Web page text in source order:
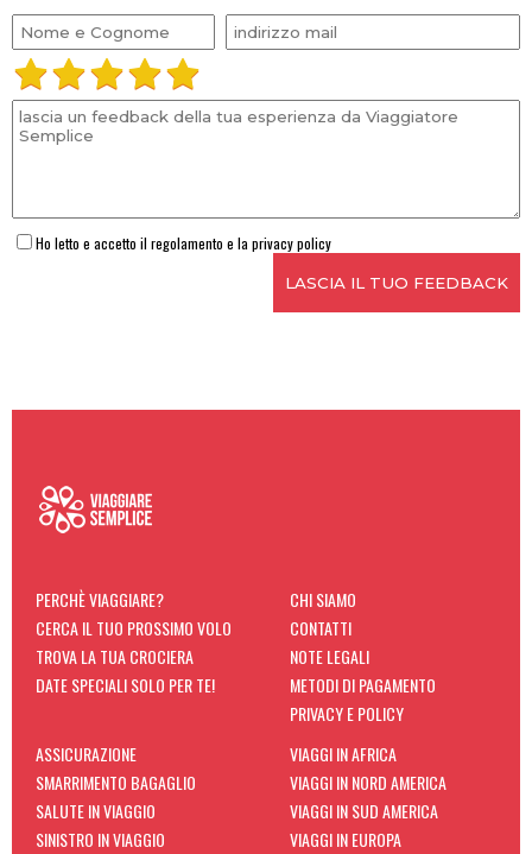
Ho letto e accetto il regolamento e la privacy policy
PERCHÈ VIAGGIARE?
CERCA IL TUO PROSSIMO VOLO
TROVA LA TUA CROCIERA
DATE SPECIALI SOLO PER TE!
CHI SIAMO
CONTATTI
NOTE LEGALI
METODI DI PAGAMENTO
PRIVACY E POLICY
ASSICURAZIONE
SMARRIMENTO BAGAGLIO
SALUTE IN VIAGGIO
SINISTRO IN VIAGGIO
VIAGGI IN AFRICA
VIAGGI IN NORD AMERICA
VIAGGI IN SUD AMERICA
VIAGGI IN EUROPA